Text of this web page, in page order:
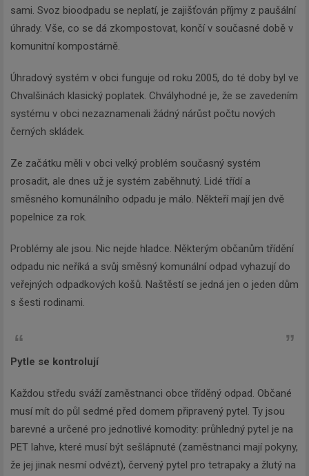
sami. Svoz bioodpadu se neplatí, je zajišťován příjmy z paušální
úhrady. Vše, co se dá zkompostovat, končí v současné době v
komunitní kompostárně.
Úhradový systém v obci funguje od roku 2005, do té doby byl ve
Chvalšinách klasický poplatek. Chvályhodné je, že se zavedením
systému v obci nezaznamenali žádný nárůst počtu nových
černých skládek.
Ze začátku měli v obci velký problém současný systém
prosadit, ale dnes už je systém zaběhnutý. Lidé třídí a
směsného komunálního odpadu je málo. Někteří mají jen dvě
popelnice za rok.
Problémy ale jsou. Nic nejde hladce. Některým občanům třídění
odpadu nic neříká a svůj směsný komunální odpad vyhazují do
veřejných odpadkových košů. Naštěstí se jedná jen o jeden dům
s šesti rodinami.
Pytle se kontrolují
Každou středu sváží zaměstnanci obce tříděný odpad. Občané
musí mít do půl sedmé před domem připravený pytel. Ty jsou
barevné a určené pro jednotlivé komodity: průhledný pytel je na
PET lahve, které musí být sešlápnuté (zaměstnanci mají pokyny,
že jej jinak nesmí odvézt), červený pytel pro tetrapaky a žlutý na